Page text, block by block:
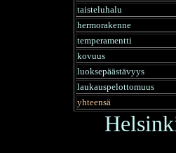
taisteluhalu
hermorakenne
temperamentti
kovuus
luoksepäästävyys
laukauspelottomuus
yhteensä